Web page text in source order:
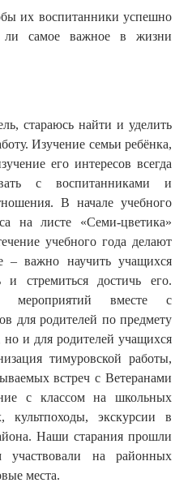
их воспитанники успешно
самое важное в жизни
стараюсь найти и уделить
Изучение семьи ребёнка,
его интересов всегда
с воспитанниками и
В начале учебного
на листе «Семи-цветика»
учебного года делают
‒ важно научить учащихся
и стремиться достичь его.
мероприятий вместе с
для родителей по предмету
но и для родителей учащихся
тимуровской работы,
встреч с Ветеранами
с классом на школьных
культпоходы, экскурсии в
Наши старания прошли
на районных
места.